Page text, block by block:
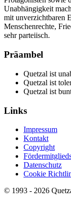
Unabhängigkeit
mit unverzichtbaren
Menschenrechte,
sehr parteiisch.
Präambel
Quetzal ist
Quetzal ist
Quetzal ist
Links
Impressum
Kontakt
Copyright
Datenschutz
Cookie
© 1993 - 2026